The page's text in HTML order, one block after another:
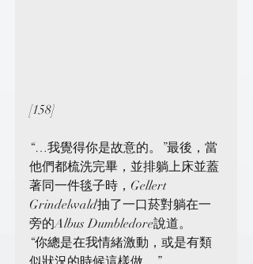
[158]
“…我覺得你是故意的。”最後，當
他們都梳洗完畢，並排躺上床並蓋
著同一件毯子時，Gellert
Grindelwald抽了一口菸對躺在一
旁的Albus Dumbledore說道。
“你總是在我情緒激動，或是有類